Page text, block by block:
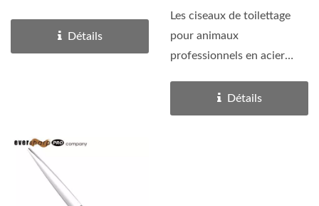
poignée...
Détails
Les ciseaux de toilettage
pour animaux
professionnels en acier
ont un design...Détails